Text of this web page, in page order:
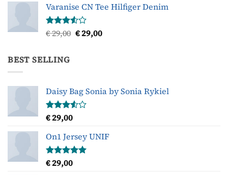
Varanise CN Tee Hilfiger Denim
Gewaardeerd
uit
€29,00 Oorspronkelijke
€29,00Huidige
BEST SELLING
Daisy Bag Sonia by Sonia Rykiel
Gewaardeerd
uit
5
€29,00
On1 Jersey UNIF
Gewaardeerd
uit 5
€29,00